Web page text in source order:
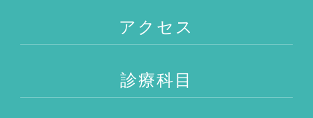
アクセス
診療科目